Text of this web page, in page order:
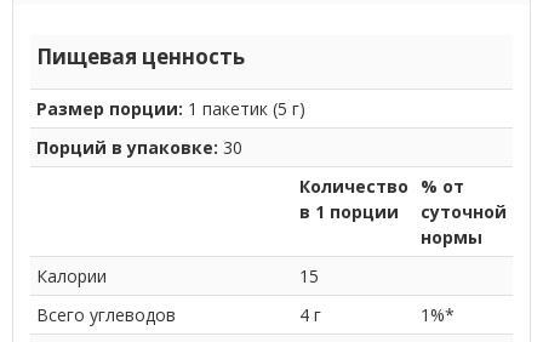
Пищевая ценность
Размер порции: 1 пакетик (5 г)
Порций в упаковке: 30
Количество
в 1 порции
% от
суточной
нормы
Калории
15
Всего углеводов
4 г 1%*